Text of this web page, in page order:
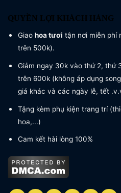
QUYỀN LỢI KHÁCH HÀNG
Giao hoa tươi tận nơi miễn phí
trên 500k).
Giảm ngay 30k vào thứ 2, thứ
trên 600k (không áp dụng
giá khác và các ngày lễ, tết
Tặng kèm phụ kiện trang trí
hoa,...)
Cam kết hài lòng 100%